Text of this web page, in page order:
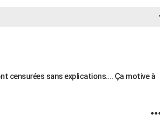
censurées sans explications.... Ça motive à